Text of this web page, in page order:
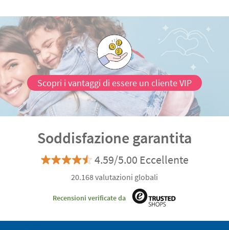
Scopri i vantaggi di essere un cliente VIP
Soddisfazione garantita
4.59/5.00 Eccellente
20.168 valutazioni globali
Recensioni verificate da